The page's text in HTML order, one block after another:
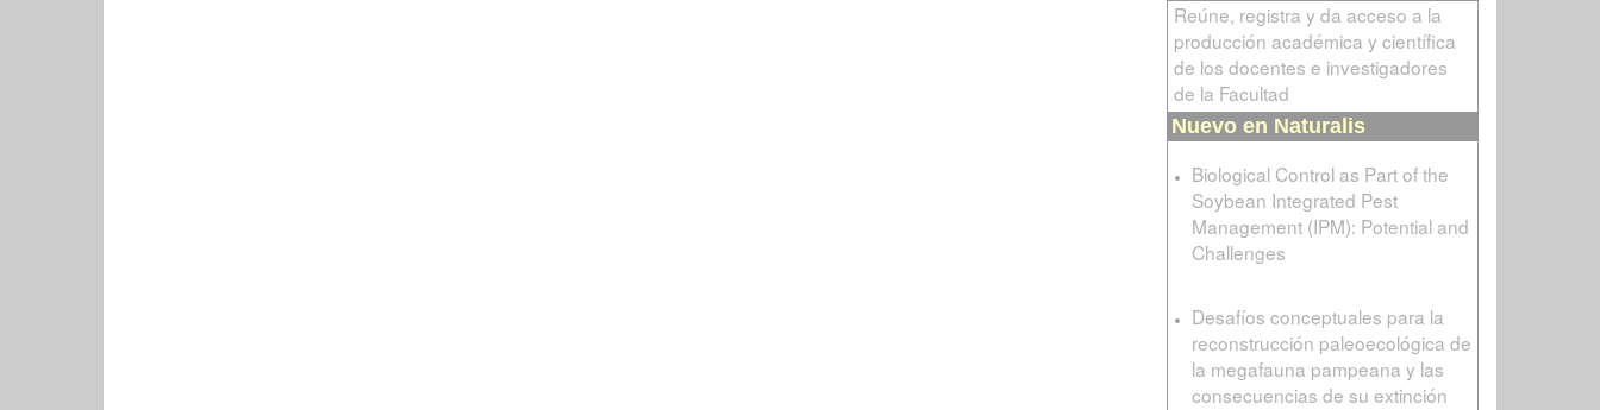
Reúne, registra y da acceso a la
producción académica y científica
de los docentes e investigadores
de la Facultad
Nuevo en Naturalis
Biological Control as Part of the
Soybean Integrated Pest
Management (IPM): Potential and
Challenges
Desafíos conceptuales para la
reconstrucción paleoecológica de
la megafauna pampeana y las
consecuencias de su extinción